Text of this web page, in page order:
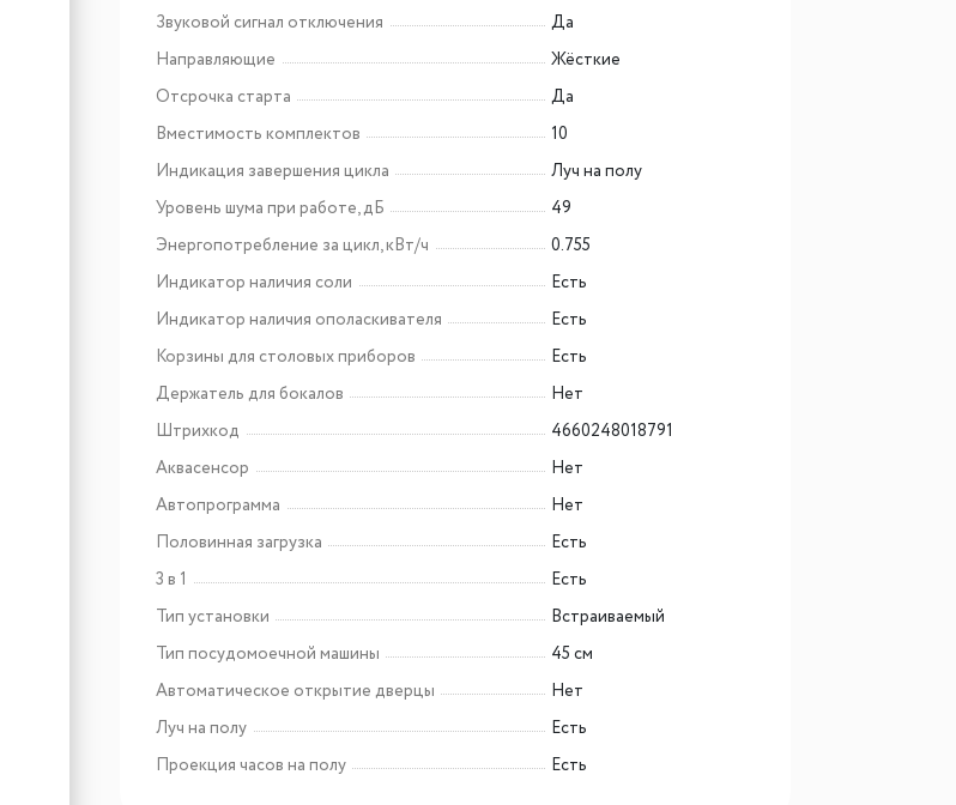
Звуковой сигнал отключения
Да
Направляющие
Жёсткие
Отсрочка старта
Да
Вместимость комплектов
10
Индикация завершения цикла
Луч на полу
Уровень шума при работе, дБ
49
Энергопотребление за цикл, кВт/ч
0.755
Индикатор наличия соли
Есть
Индикатор наличия ополаскивателя
Есть
Корзины для столовых приборов
Есть
Держатель для бокалов
Нет
Штрихкод
4660248018791
Аквасенсор
Нет
Автопрограмма
Нет
Половинная загрузка
Есть
3 в 1
Есть
Тип установки
Встраиваемый
Тип посудомоечной машины
45 см
Автоматическое открытие дверцы
Нет
Луч на полу
Есть
Проекция часов на полу
Есть